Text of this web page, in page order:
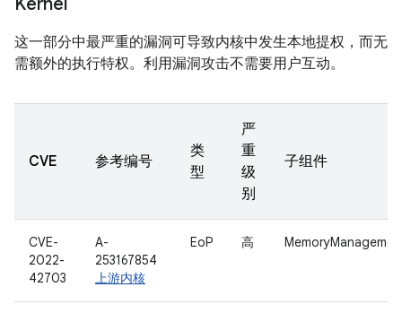
这一部分中最严重的漏洞可导致内核中发生本地提权，而无
需额外的执行特权。利用漏洞攻击不需要用户互动。
CVE 参考编号
类
型
严
重
级
别
子组件
CVE-
2022-
42703
A-
253167854
上游内核
EoP 高